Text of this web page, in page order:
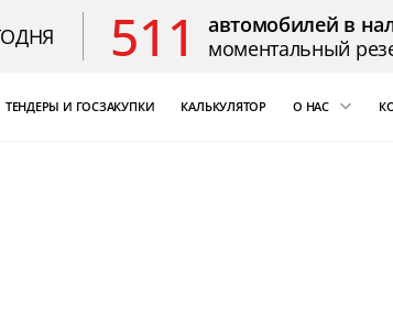
511
автомобилей в
моментальный
ТЕНДЕРЫ И ГОСЗАКУПКИ КАЛЬКУЛЯТОР О НАС